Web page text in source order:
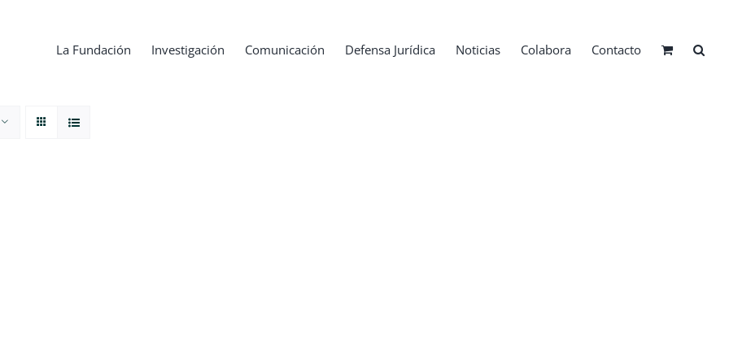
La Fundación Investigación Comunicación Defensa Jurídica Noticias Colabora Contacto